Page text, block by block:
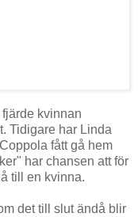
kvinnan
Tidigare har Linda
fått gå hem
har chansen att för
till en kvinna.
det till slut ändå blir